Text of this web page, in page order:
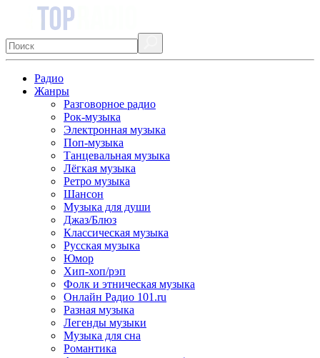
Радио
Жанры
Разговорное радио
Рок-музыка
Электронная музыка
Поп-музыка
Танцевальная музыка
Лёгкая музыка
Ретро музыка
Шансон
Музыка для души
Джаз/Блюз
Классическая музыка
Русская музыка
Юмор
Хип-хоп/рэп
Фолк и этническая музыка
Онлайн Радио 101.ru
Разная музыка
Легенды музыки
Музыка для сна
Романтика